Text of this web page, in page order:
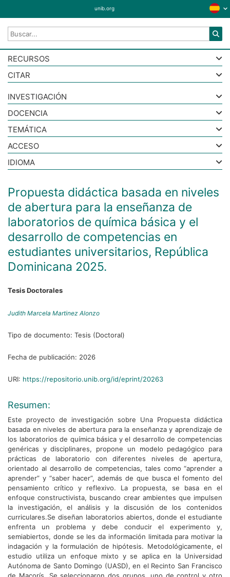
unib.org
RECURSOS
CITAR
Propuesta didáctica basada en niveles
de abertura para la enseñanza de
laboratorios de química básica y el
desarrollo de competencias en
estudiantes universitarios, República
Dominicana 2025.
Tesis Doctorales
Judith Marcela Martinez Alonzo
Tipo de documento: Tesis (Doctoral)
Fecha de publicación: 2026
URI: https://repositorio.unib.org/id/eprint/20263
Resumen:
Este proyecto de investigación sobre Una Propuesta didáctica
basada en niveles de abertura para la enseñanza y aprendizaje de
los laboratorios de química básica y el desarrollo de competencias
genéricas y disciplinares, propone un modelo pedagógico para
prácticas de laboratorio con diferentes niveles de apertura,
orientado al desarrollo de competencias, tales como “aprender a
aprender” y “saber hacer”, además de que busca el fomento del
pensamiento crítico y reflexivo. La propuesta, se basa en el
enfoque constructivista, buscando crear ambientes que impulsen
la investigación, el análisis y la discusión de los contenidos
curriculares.Se diseñan laboratorios abiertos, donde el estudiante
enfrenta un problema y debe conducir el experimento y,
semiabiertos, donde se les da información limitada para motivar la
indagación y la formulación de hipótesis. Metodológicamente, el
estudio utiliza un enfoque mixto y se aplica en la Universidad
Autónoma de Santo Domingo (UASD), en el Recinto San Francisco
INVESTIGACIÓN
DOCENCIA
TEMÁTICA
ACCESO
IDIOMA